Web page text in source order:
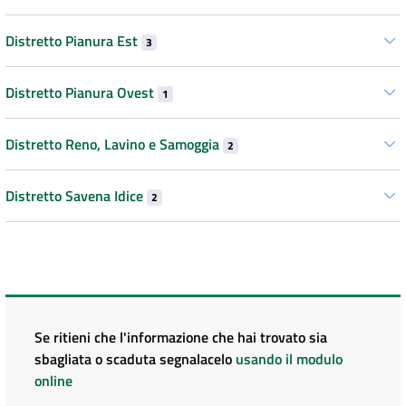
Distretto Pianura Est 3
Distretto Pianura Ovest 1
Distretto Reno, Lavino e Samoggia 2
Distretto Savena Idice 2
Se ritieni che l'informazione che hai trovato sia
sbagliata o scaduta segnalacelo usando il modulo
online